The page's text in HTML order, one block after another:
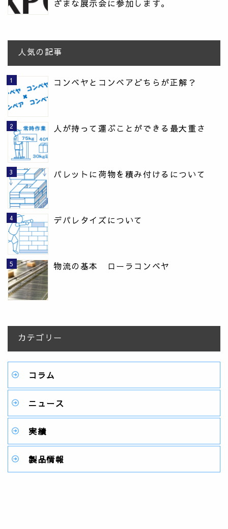
ざまな展示会に参加します。
人気の記事
コンベヤとコンベアどちらが正解？
人が持って運ぶことができる最大重さ
パレットに荷物を積み付けるについて
デパレタイズについて
物流の基本 ローラコンベヤ
カテゴリー
コラム
ニュース
実績
製品情報